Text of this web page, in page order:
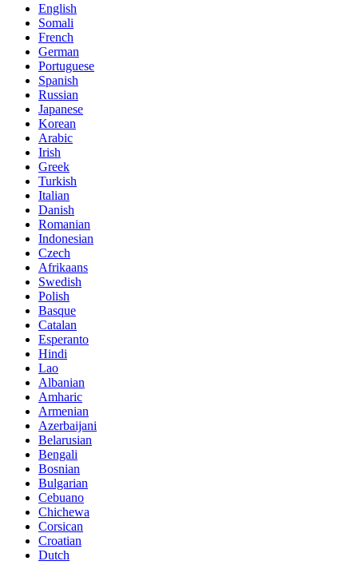
English
Somali
French
German
Portuguese
Spanish
Russian
Japanese
Korean
Arabic
Irish
Greek
Turkish
Italian
Danish
Romanian
Indonesian
Czech
Afrikaans
Swedish
Polish
Basque
Catalan
Esperanto
Hindi
Lao
Albanian
Amharic
Armenian
Azerbaijani
Belarusian
Bengali
Bosnian
Bulgarian
Cebuano
Chichewa
Corsican
Croatian
Dutch